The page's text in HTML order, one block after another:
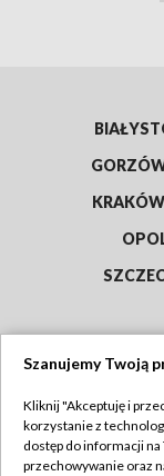
KRAKÓW
Abonament
Szanujemy Twoją
Kliknij "Akceptuję i
korzystanie z
dostęp do informacji
przechowywanie oraz